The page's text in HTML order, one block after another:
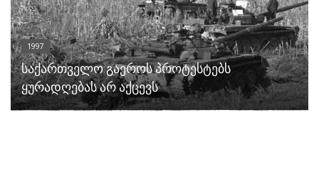
1997
საქართველო გაეროს პროტესტებს
ყურადღებას არ აქცევს